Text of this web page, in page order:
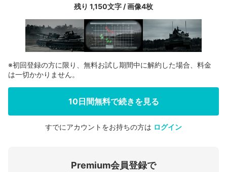
残り 1,150文字 / 画像4枚
会員登録する
ログインする
※初回登録の方に限り、無料お試し期間中に解約した場合、料金
は一切かかりません。
10日間無料で続きを見る
すでにアカウントをお持ちの方は ログイン
Premium会員登録で